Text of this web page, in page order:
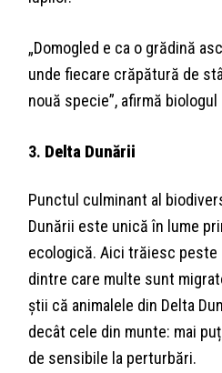
„Domogled e ca o grădină
unde fiecare crăpătură de
nouă specie”, afirmă biologul
3. Delta Dunării
Punctul culminant al
Dunării este unică în lume
ecologică. Aici trăiesc peste
dintre care multe sunt
știi că animalele din Delta
decât cele din munte: mai
de sensibile la perturbări.